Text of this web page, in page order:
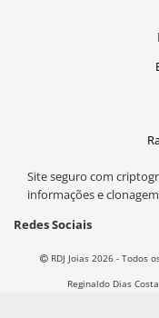
Site seguro com
informações e
Redes Sociais
RDJ Joias 2026 - Todos
Reginaldo Dias